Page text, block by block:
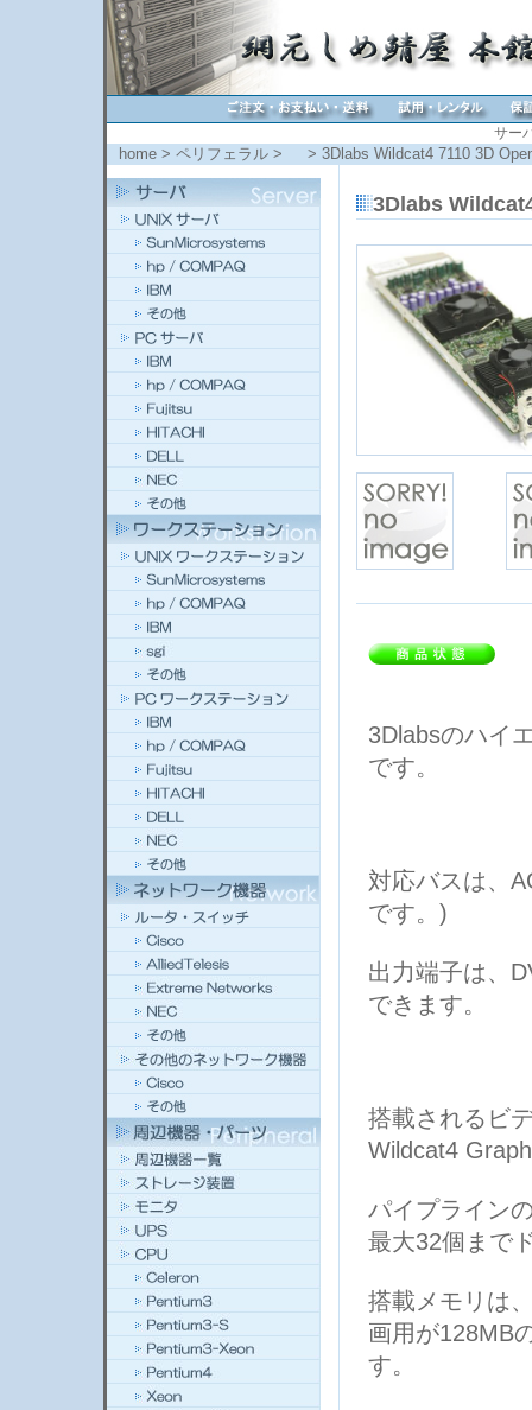
サー
home > ペリフェラル > > 3Dlabs Wildcat4 7110 3D
3Dlabs
3Dlabsのハイ
です。
対応バスは、
です。)
出力端子は、
できます。
搭載されるビ
Wildcat4
パイプライン
最大32個まで
搭載メモリは
画用が128MB
す。